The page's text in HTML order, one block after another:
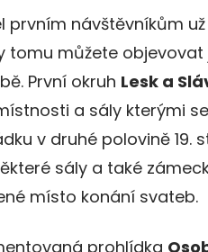
prvním návštěvníkům
tomu můžete
První okruh Lesk a
a sály kterými
v druhé polovině 19.
sály a také
místo konání svateb.
prohlídka